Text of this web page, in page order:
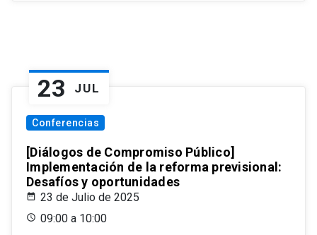
23 JUL
Conferencias
[Diálogos de Compromiso Público]
Implementación de la reforma previsional:
Desafíos y oportunidades
23 de Julio de 2025
09:00 a 10:00